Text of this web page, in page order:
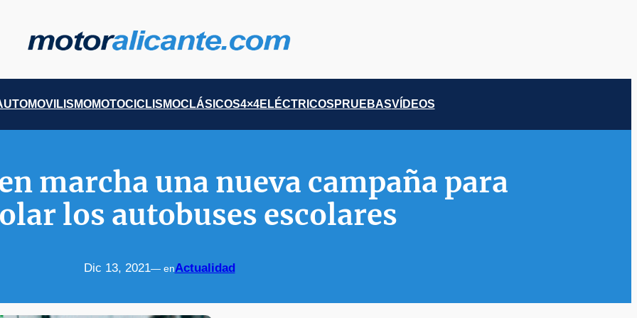
MOTOCICLISMOCLÁSICOS4×4ELÉCTRICOS PRUEBASVÍDEOS
marcha una nueva campaña para
los autobuses escolares
Dic 13, 2021— enActualidad